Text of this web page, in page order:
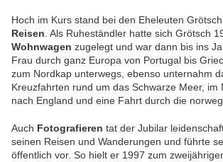
Hoch im Kurs stand bei den Eheleuten
Reisen . Als Ruheständler hatte sich Grötsch
Wohnwagen zugelegt und war dann bis ins
Frau durch ganz Europa von Portugal bis
zum Nordkap unterwegs, ebenso unternahm
Kreuzfahrten rund um das Schwarze Meer, im
nach England und eine Fahrt durch die
Auch Fotografieren tat der Jubilar
seinen Reisen und Wanderungen und führte
öffentlich vor. So hielt er 1997 zum